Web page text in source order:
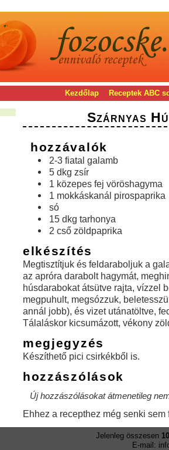
Kezdőlap Receptek ABC
Szárnyas
hozzávalók
2-3 fiatal galamb
5 dkg zsír
1 közepes fej vöröshagyma
1 mokkáskanál pirospaprika
só
15 dkg tarhonya
2 cső zöldpaprika
elkészítés
Megtisztítjuk és feldaraboljuk a
az apróra darabolt hagymát,
húsdarabokat átsütve rajta, vízzel
megpuhult, megsózzuk,
annál jobb), és vizet utánatöltve,
Tálaláskor kicsumázott, vékony
megjegyzés
Készíthető pici csirkékből is.
hozzászólások
Új hozzászólásokat átmenetileg
Ehhez a recepthez még senki sem
Jelenleg összesen
E-mail: